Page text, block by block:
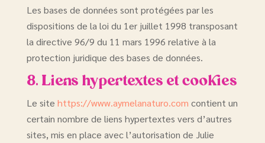
Les bases de données sont protégées par les
dispositions de la loi du 1er juillet 1998 transposant
la directive 96/9 du 11 mars 1996 relative à la
protection juridique des bases de données.
8. Liens hypertextes et cookies
Le site https://www.aymelanaturo.com contient un
certain nombre de liens hypertextes vers d’autres
sites, mis en place avec l’autorisation de Julie